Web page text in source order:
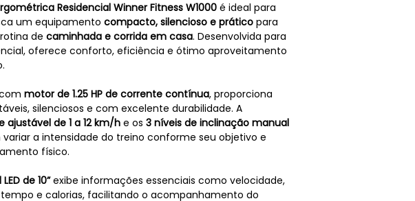
Residencial Winner Fitness W1000é ideal para
um equipamento compacto, silencioso e prático para
de caminhada e corrida em casa. Desenvolvida para
oferece conforto, eficiência e ótimo aproveitamento
motor de 1.25 HP de corrente contínua, proporciona
silenciosos e com excelente durabilidade. A
ajustável de 1 a 12 km/h e os 3 níveis de inclinação manual
a intensidade do treino conforme seu objetivo e
físico.
de 10”exibe informações essenciais como velocidade,
e calorias, facilitando o acompanhamento do